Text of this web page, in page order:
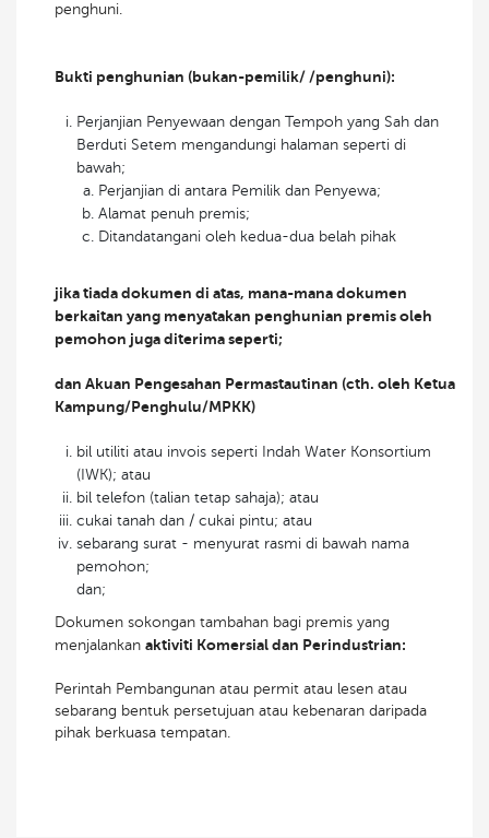
penghuni.
Bukti penghunian (bukan-pemilik/ /penghuni):
Perjanjian Penyewaan dengan Tempoh yang Sah dan
Berduti Setem mengandungi halaman seperti di
bawah;
Perjanjian di antara Pemilik dan Penyewa;
Alamat penuh premis;
Ditandatangani oleh kedua-dua belah pihak
jika tiada dokumen di atas, mana-mana dokumen
berkaitan yang menyatakan penghunian premis oleh
pemohon juga diterima seperti;
dan Akuan Pengesahan Permastautinan (cth. oleh Ketua
Kampung/Penghulu/MPKK)
bil utiliti atau invois seperti Indah Water Konsortium
(IWK); atau
bil telefon (talian tetap sahaja); atau
cukai tanah dan / cukai pintu; atau
sebarang surat - menyurat rasmi di bawah nama
pemohon;
dan;
Dokumen sokongan tambahan bagi premis yang
menjalankan aktiviti Komersial dan Perindustrian:
Perintah Pembangunan atau permit atau lesen atau
sebarang bentuk persetujuan atau kebenaran daripada
pihak berkuasa tempatan.